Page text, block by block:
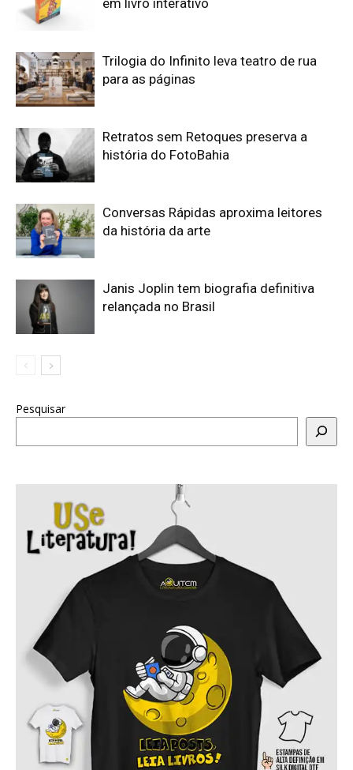
Trilogia do Infinito leva teatro de rua
para as páginas
Retratos sem Retoques preserva a
história do FotoBahia
Conversas Rápidas aproxima leitores
da história da arte
Janis Joplin tem biografia definitiva
relançada no Brasil
Pesquisar